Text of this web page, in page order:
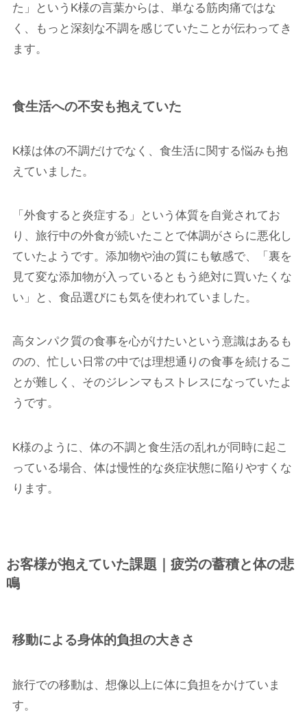
た」というK様の言葉からは、単なる筋肉痛ではな
く、もっと深刻な不調を感じていたことが伝わってき
ます。
食生活への不安も抱えていた
K様は体の不調だけでなく、食生活に関する悩みも抱
えていました。
「外食すると炎症する」という体質を自覚されてお
り、旅行中の外食が続いたことで体調がさらに悪化し
ていたようです。添加物や油の質にも敏感で、「裏を
見て変な添加物が入っているともう絶対に買いたくな
い」と、食品選びにも気を使われていました。
高タンパク質の食事を心がけたいという意識はあるも
のの、忙しい日常の中では理想通りの食事を続けるこ
とが難しく、そのジレンマもストレスになっていたよ
うです。
K様のように、体の不調と食生活の乱れが同時に起こ
っている場合、体は慢性的な炎症状態に陥りやすくな
ります。
お客様が抱えていた課題｜疲労の蓄積と体の悲
鳴
移動による身体的負担の大きさ
旅行での移動は、想像以上に体に負担をかけていま
す。